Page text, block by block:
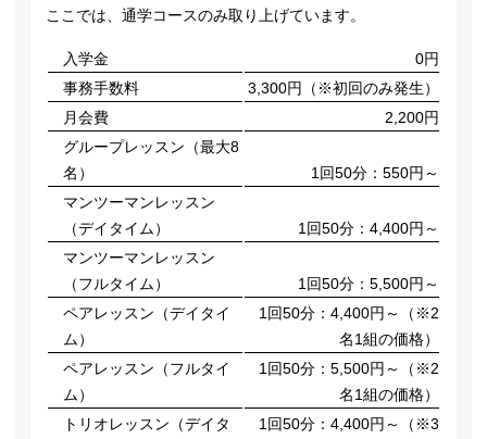
ここでは、通学コースのみ取り上げています。
入学金
0円
事務手数料
3,300円（※初回のみ発生）
月会費
2,200円
グループレッスン（最大8
名）
1回50分：550円～
マンツーマンレッスン
（デイタイム）
1回50分：4,400円～
マンツーマンレッスン
（フルタイム）
1回50分：5,500円～
ペアレッスン（デイタイ
ム）
1回50分：4,400円～（※2
名1組の価格）
ペアレッスン（フルタイ
ム）
1回50分：5,500円～（※2
名1組の価格）
トリオレッスン（デイタ
1回50分：4,400円～（※3